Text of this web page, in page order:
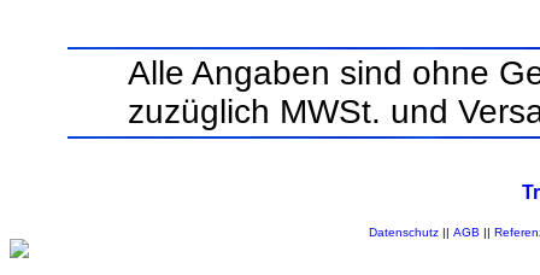
Alle Angaben sind ohne
zuzüglich MWSt. und
Datenschutz|| AGB ||